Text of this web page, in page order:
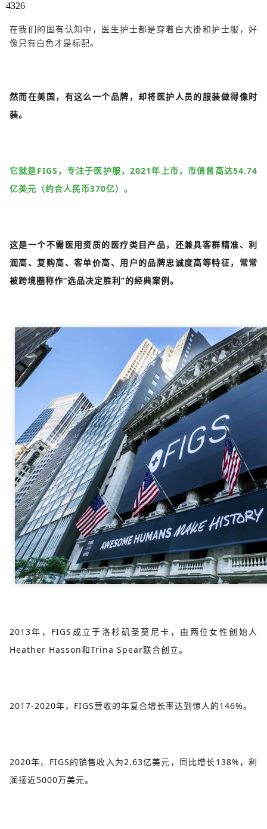
4326
在我们的固有认知中，医生护士都是穿着白大褂和护士服，好
像只有白色才是标配。
然而在美国，有这么一个品牌，却将医护人员的服装做得像时
装。
它就是FIGS，专注于医护服，2021年上市，市值曾高达54.74
亿美元（约合人民币370亿）。
这是一个不需医用资质的医疗类目产品，还兼具客群精准、利
润高、复购高、客单价高、用户的品牌忠诚度高等特征，常常
被跨境圈称作“选品决定胜利”的经典案例。
2013年，FIGS成立于洛杉矶圣莫尼卡，由两位女性创始人
Heather Hasson和Trina Spear联合创立。
2017-2020年，FIGS营收的年复合增长率达到惊人的146%。
2020年，FIGS的销售收入为2.63亿美元，同比增长138%，利
润接近5000万美元。